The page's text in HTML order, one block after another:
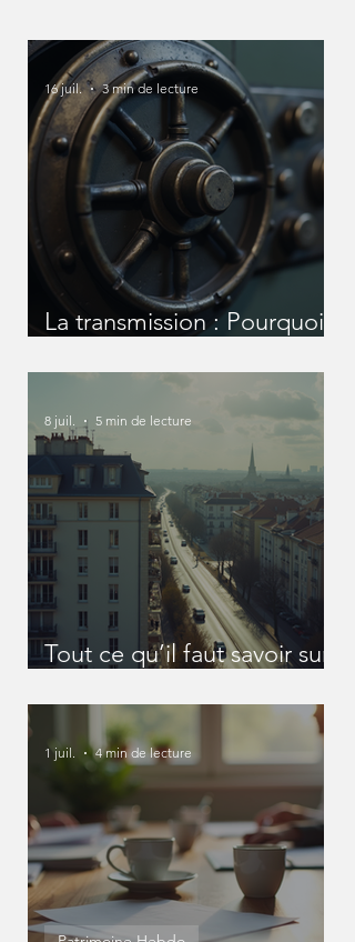
La transmission : Pourquoi
avant qu'il ne soit trop tard
?
16 juil. 3 min de lecture
Tout ce qu’il faut savoir sur
8 juil. 5 min de lecture
1 juil. 4 min de lecture